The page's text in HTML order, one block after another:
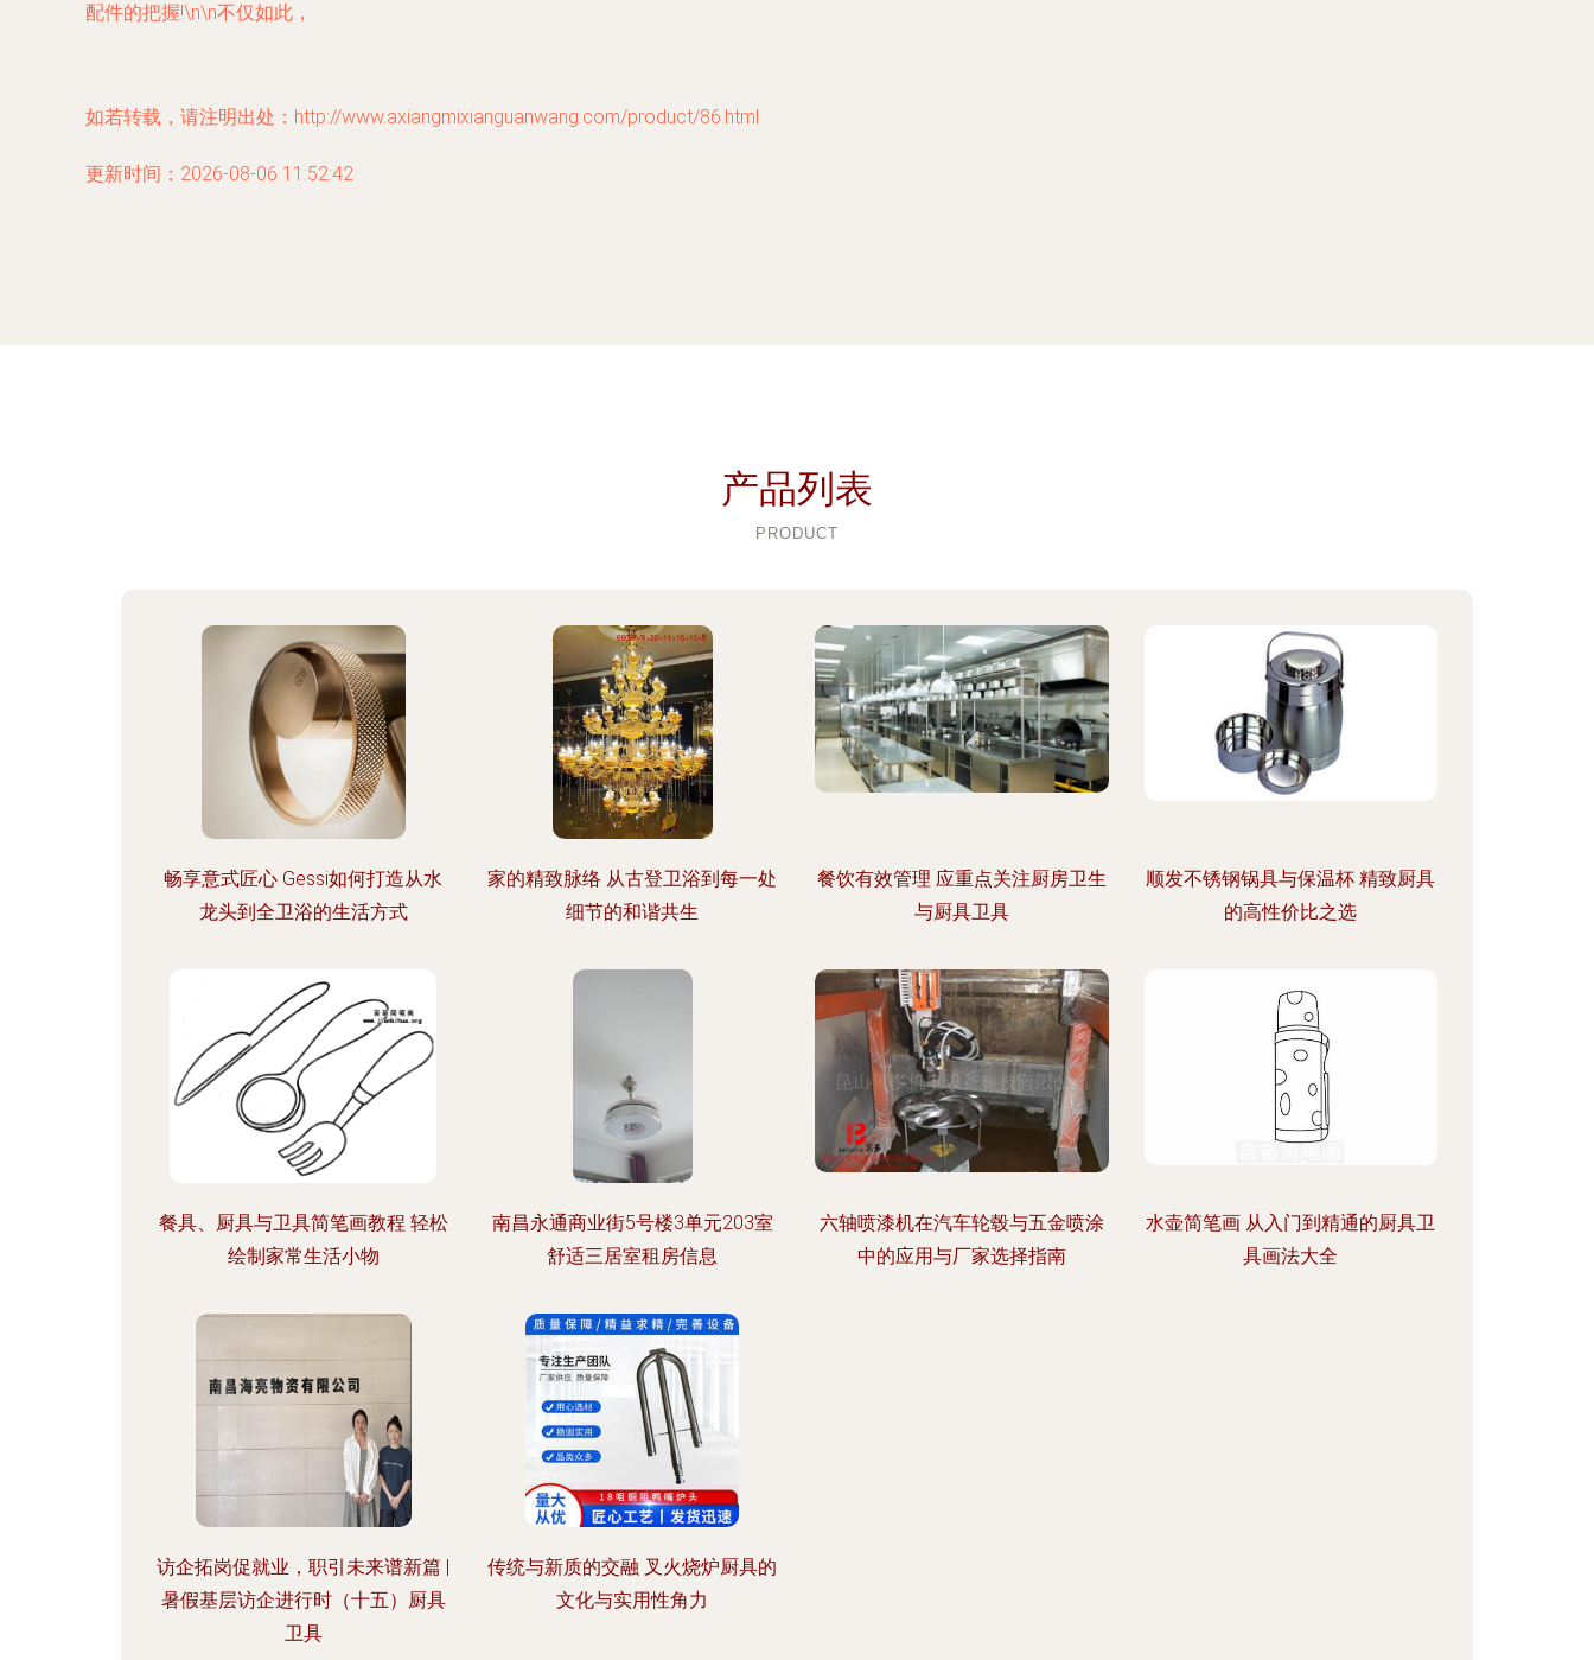
配件的把握!\n\n不仅如此，
如若转载，请注明出处：http://www.axiangmixianguanwang.com/product/86.html
更新时间：2026-08-06 11:52:42
产品列表
PRODUCT
畅享意式匠心 Gessi如何打造从水
龙头到全卫浴的生活方式
家的精致脉络 从古登卫浴到每一处
细节的和谐共生
餐饮有效管理 应重点关注厨房卫生
与厨具卫具
顺发不锈钢锅具与保温杯 精致厨具
的高性价比之选
餐具、厨具与卫具简笔画教程 轻松
绘制家常生活小物
南昌永通商业街5号楼3单元203室
舒适三居室租房信息
六轴喷漆机在汽车轮毂与五金喷涂
中的应用与厂家选择指南
水壶简笔画 从入门到精通的厨具卫
具画法大全
访企拓岗促就业，职引未来谱新篇 |
暑假基层访企进行时（十五）厨具
卫具
传统与新质的交融 叉火烧炉厨具的
文化与实用性角力